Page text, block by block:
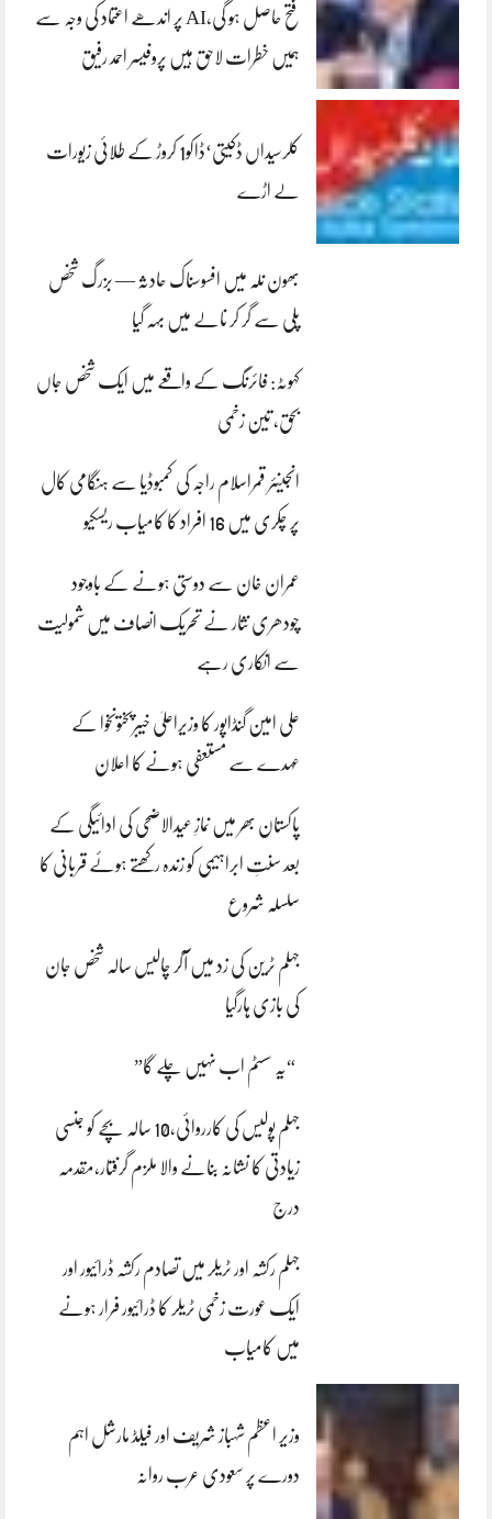
فتح حاصل ہو گی،AI پر اندھے اعتماد کی وجہ سے
ہمیں خطرات لاحق ہیں پروفیسر احمد رفیق
کلرسیداں ڈکیتی‘ڈاکو1 کروڑ کے طلائی زیورات
لے اڑے
بھون نلہ میں افسوسناک حادثہ — بزرگ شخص
پلی سے گر کر نالے میں بہہ گیا
کہوٹہ: فائرنگ کے واقعے میں ایک شخص جاں
بحق، تین زخمی
انجینئر قمراسلام راجہ کی کمبوڈیا سے ہنگامی کال
پر چکری میں 16 افراد کا کامیاب ریسکیو
عمران خان سے دوستی ہونے کے باوجود
چودھری نثار نے تحریک انصاف میں شمولیت
سے انکاری رہے
علی امین گنڈاپور کا وزیراعلیٰ خیبرپختونخوا کے
عہدے سے مستعفی ہونے کا اعلان
پاکستان بھر میں نمازِ عیدالاضحی کی ادائیگی کے
بعد سنتِ ابراہیمی کو زندہ رکھتے ہوئے قربانی کا
سلسلہ شروع
جہلم ٹرین کی زد میں آکر چالیس سالہ شخص جان
کی بازی ہارگیا
“یہ سسٹم اب نہیں چلے گا”
جہلم پولیس کی کارروائی،10 سالہ بچے کو جنسی
زیادتی کا نشانہ بنانے والا ملزم گرفتار،مقدمہ
درج
جہلم رکشہ اور ٹریلر میں تصادم رکشہ ڈرائیور اور
ایک عورت زخمی ٹریلر کا ڈرائیور فرار ہونے
میں کامیاب
وزیر اعظم شہباز شریف اور فیلڈ مارشل اہم
دورے پر سعودی عرب روانہ